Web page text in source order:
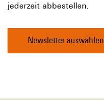
jederzeit abbestellen.
Newsletter auswählen